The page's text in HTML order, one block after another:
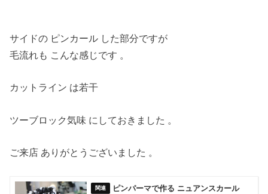
サイドの ピンカール した部分ですが
毛流れも こんな感じです 。
カットライン は若干
ツーブロック気味 にしておきました 。
ご来店 ありがとうございました 。
ピンパーマで作る ニュアンスカール